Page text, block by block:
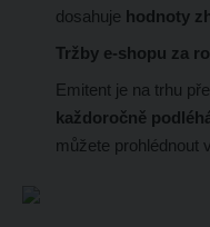
dosahuje hodnoty
Tržby e-shopu za
Emitent je na trhu
každoročně
můžete prohlédnout